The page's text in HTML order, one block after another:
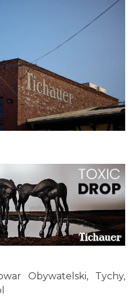
30th Anniversary
2026-12-11
Obywatelski, Tychy,